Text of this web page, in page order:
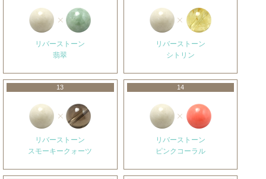
リバーストーン
翡翠
リバーストーン
シトリン
13
リバーストーン
スモーキークォーツ
14
リバーストーン
ピンクコーラル